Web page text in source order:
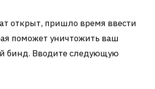
открыт, пришло время ввести
поможет уничтожить ваш
бинд. Вводите следующую